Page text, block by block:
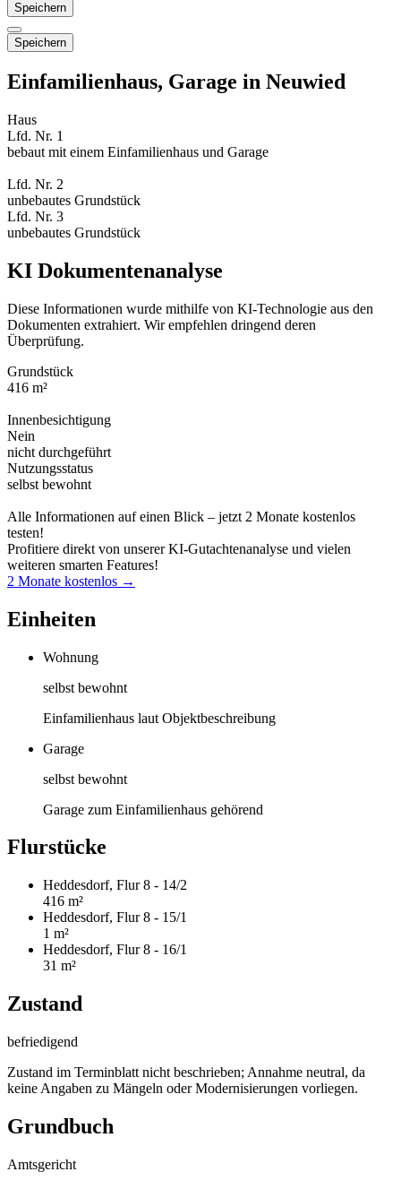
Speichern
Speichern
Einfamilienhaus, Garage in Neuwied
Haus
Lfd. Nr. 1
bebaut mit einem Einfamilienhaus und Garage
Lfd. Nr. 2
unbebautes Grundstück
Lfd. Nr. 3
unbebautes Grundstück
KI Dokumentenanalyse
Diese Informationen wurde mithilfe von KI-Technologie aus den
Dokumenten extrahiert. Wir empfehlen dringend deren
Überprüfung.
Grundstück
416 m²
Innenbesichtigung
Nein
nicht durchgeführt
Nutzungsstatus
selbst bewohnt
Alle Informationen auf einen Blick – jetzt 2 Monate kostenlos
testen!
Profitiere direkt von unserer KI-Gutachtenanalyse und vielen
weiteren smarten Features!
2 Monate kostenlos →
Einheiten
Wohnung
selbst bewohnt
Einfamilienhaus laut Objektbeschreibung
Garage
selbst bewohnt
Garage zum Einfamilienhaus gehörend
Flurstücke
Heddesdorf, Flur 8 - 14/2
416 m²
Heddesdorf, Flur 8 - 15/1
1 m²
Heddesdorf, Flur 8 - 16/1
31 m²
Zustand
befriedigend
Zustand im Terminblatt nicht beschrieben; Annahme neutral, da
keine Angaben zu Mängeln oder Modernisierungen vorliegen.
Grundbuch
Amtsgericht